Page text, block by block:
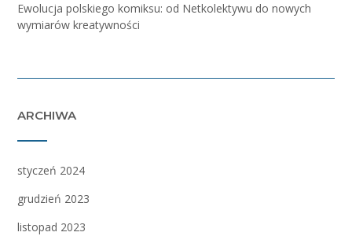
Ewolucja polskiego komiksu: od Netkolektywu do nowych
wymiarów kreatywności
ARCHIWA
styczeń 2024
grudzień 2023
listopad 2023